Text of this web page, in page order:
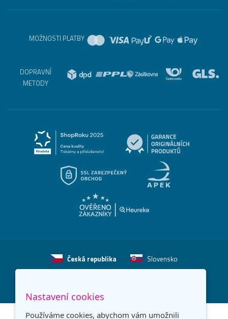
MOŽNOSTI PLATBY
DOPRAVNÍ
METODY
Česká republika Slovensko
Nastavení cookies
Používáme cookies, abychom vám umožnili